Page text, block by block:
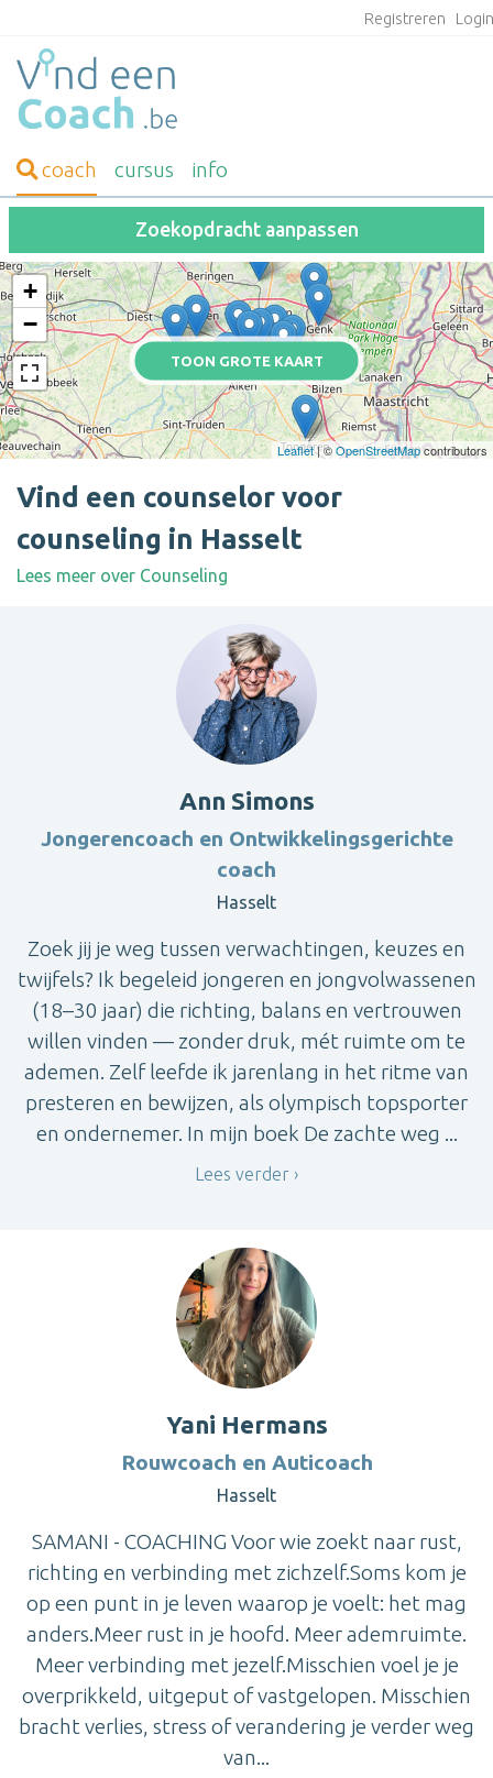
Registreren
coach cursus info
Zoekopdracht aanpassen
TOON GROTE KAART
+
−
Leaflet| ©OpenStreetMapcontributors
Vind een counselor voor
counseling in Hasselt
Lees meer over Counseling
Ann Simons
Jongerencoach en Ontwikkelingsgerichte
coach
Hasselt
Zoek jij je weg tussen verwachtingen, keuzes en
twijfels? Ik begeleid jongeren en jongvolwassenen
(18–30 jaar) die richting, balans en vertrouwen
willen vinden — zonder druk, mét ruimte om te
ademen. Zelf leefde ik jarenlang in het ritme van
presteren en bewijzen, als olympisch topsporter
en ondernemer. In mijn boek De zachte weg ...
Lees verder
Yani Hermans
Rouwcoach en Auticoach
Hasselt
SAMANI - COACHING Voor wie zoekt naar rust,
richting en verbinding met zichzelf.Soms kom je
op een punt in je leven waarop je voelt: het mag
anders.Meer rust in je hoofd. Meer ademruimte.
Meer verbinding met jezelf.Misschien voel je je
overprikkeld, uitgeput of vastgelopen. Misschien
bracht verlies, stress of verandering je verder weg
van...